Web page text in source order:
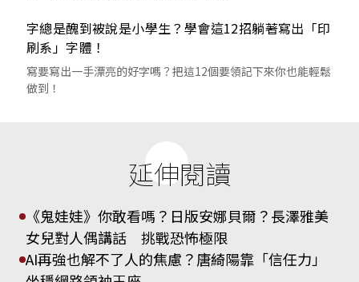
字總是醜到被說是小學生？學會這12招躺著寫出「印
刷系」字體！
寫要寫出一手漂亮的好字嗎？把這12個要領記下來你也能輕鬆
做到！
延伸閱讀
《鬼娃娃》你敢看嗎？日版安娜貝爾？長澤雅美
女兒對人偶講話 挑戰恐怖極限
AI再強也解不了人的焦慮？唐綺陽靠「信任力」